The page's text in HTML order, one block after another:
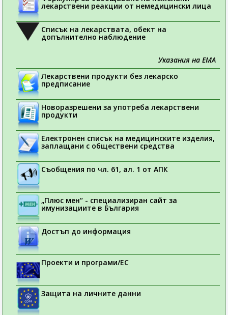
лекарствени реакции от немедицински лица
Списък на лекарствата, обект на
допълнително наблюдение
Указания на ЕМА
Лекарствени продукти без лекарско
предписание
Новоразрешени за употреба лекарствени
продукти
Електронен списък на медицинските изделия,
заплащани с обществени средства
Съобщения по чл. 61, ал. 1 от АПК
„Плюс мен“ - специализиран сайт за
имунизациите в България
Достъп до информация
Проекти и програми/ЕС
Защита на личните данни